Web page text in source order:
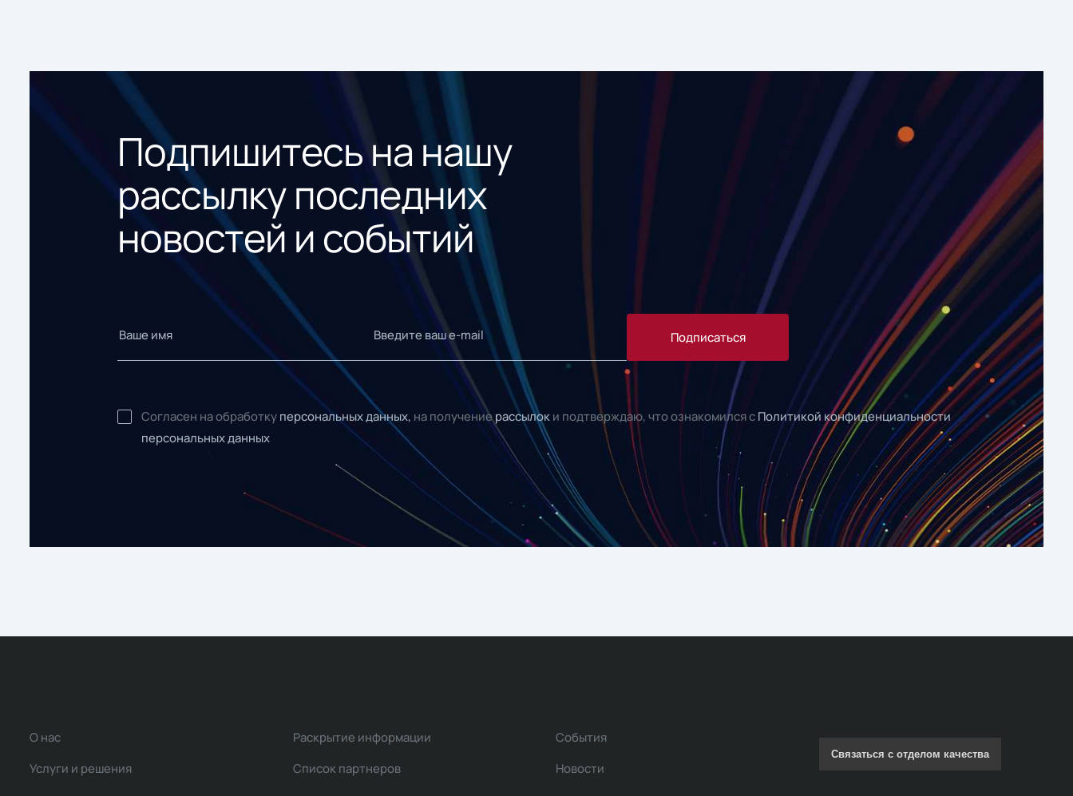
Подпишитесь на нашу
рассылку последних
новостей и событий
Подписаться
Согласен на обработку персональных данных, на получениерассылок и подтверждаю, что ознакомился с Политикой конфиденциальности
персональных данных
О нас
Услуги и решения
Раскрытие информации
Список партнеров
События
Новости
Связаться с отделом качества